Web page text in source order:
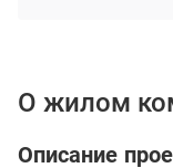
О жилом
Описание